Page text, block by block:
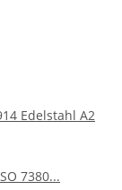
Edelstahl A2